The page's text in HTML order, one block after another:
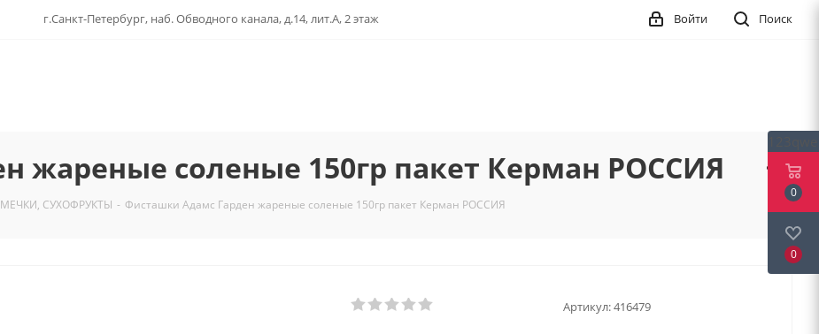
г.Санкт-Петербург, наб. Обводного канала, д.14, лит.А, 2 этаж Поиск
Войти
жареные соленые 150гр пакет Керман РОССИЯ
СУХОФРУКТЫ - Фисташки Адамс Гарден жареные соленые 150гр пакет Керман РОССИЯ
Артикул:416479
0
0